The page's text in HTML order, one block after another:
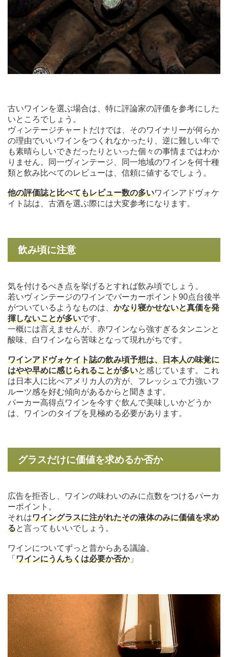
古いワインを選ぶ場合は、特に評論家の評価を参考にした
いところでしょう。
ヴィンテージチャートだけでは、そのワイナリーが何らか
の理由でいいワインをつくれなかったり、逆に難しい年で
も素晴らしいできだったりといった個々の事情まではわか
りません。同一ヴィンテージ、同一地域のワインを何十種
類と飲み比べてのレビューは、信頼に値するでしょう。
他の評価誌と比べてもレビュー数の多いワインアドヴォケ
イト誌は、古酒を選ぶ際には大変参考になります。
飲み頃に注意
気を付けるべき点を挙げるとすれば飲み頃でしょう。
若いヴィンテージのワインでパーカーポイント90点台後半
がついているようなものは、 かなり寝かせないと真価を発
揮しないことが多いです。
一概には言えませんが、赤ワインなら強すぎるタンニンと
酸味、白ワインなら苦味となって現れがちです。
ワインアドヴォケイト誌の飲み頃予想は、日本人の味覚に
はやや早めに感じられることが多いと感じています。これ
は日本人に比べアメリカ人の方が、フレッシュで力強いフ
ルーツ感を好む傾向があるからと聞きます。
パーカー高得点ワインを今すぐ飲んで美味しいかどうか
は、ワインのタイプを見極める必要があります。
グラスだけに価値を求めるか否か
広告を拒否し、ワインの味わいのみに点数をつけるパーカ
ーポイント。
それはワイングラスに注がれたその液体のみに価値を求め
ると言ってもいいでしょう。
ワインについてずっと昔からある議論。
「 ワインにうんちくは必要か否か」